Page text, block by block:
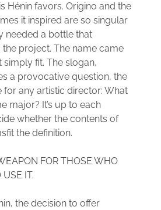
Hénin favors. Origino and the
it inspired are so singular
needed a bottle that
project. The name came
simply fit. The slogan,
a provocative question, the
for any artistic director: What
major? It’s up to each
whether the contents of
the definition.
FOR THOSE WHO
IT.
the decision to offer